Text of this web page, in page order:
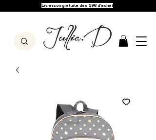
Livraison gratuite dès 59€ d'achat